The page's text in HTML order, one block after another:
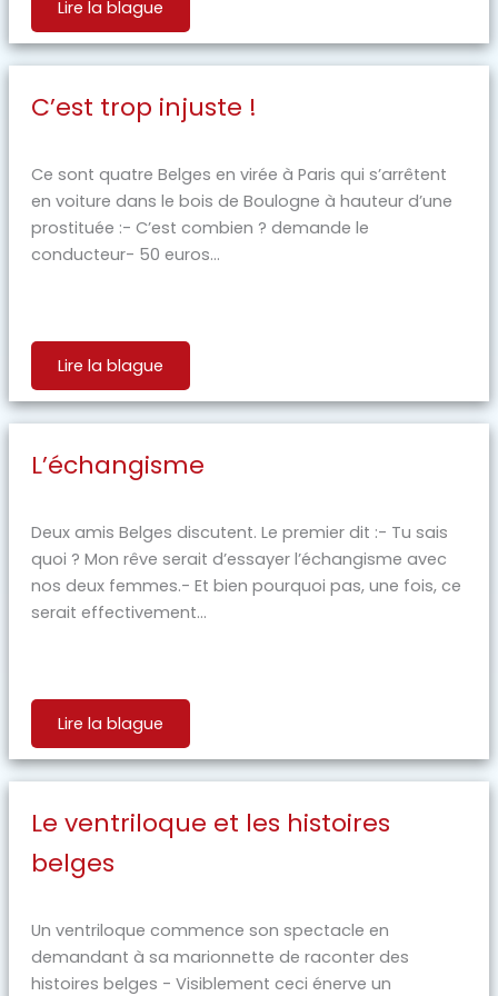
Lire la blague
C’est trop injuste !
Ce sont quatre Belges en virée à Paris qui s’arrêtent
en voiture dans le bois de Boulogne à hauteur d’une
prostituée :- C’est combien ? demande le
conducteur- 50 euros...
Lire la blague
L’échangisme
Deux amis Belges discutent. Le premier dit :- Tu sais
quoi ? Mon rêve serait d’essayer l’échangisme avec
nos deux femmes.- Et bien pourquoi pas, une fois, ce
serait effectivement...
Lire la blague
Le ventriloque et les histoires
belges
Un ventriloque commence son spectacle en
demandant à sa marionnette de raconter des
histoires belges - Visiblement ceci énerve un